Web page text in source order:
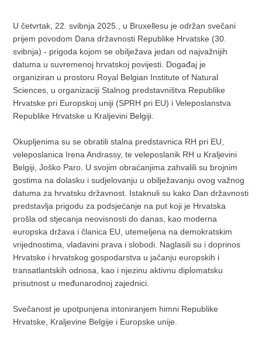
U četvrtak, 22. svibnja 2025., u Bruxellesu je održan svečani
prijem povodom Dana državnosti Republike Hrvatske (30.
svibnja) - prigoda kojom se obilježava jedan od najvažnijih
datuma u suvremenoj hrvatskoj povijesti. Događaj je
organiziran u prostoru Royal Belgian Institute of Natural
Sciences, u organizaciji Stalnog predstavništva Republike
Hrvatske pri Europskoj uniji (SPRH pri EU) i Veleposlanstva
Republike Hrvatske u Kraljevini Belgiji.
Okupljenima su se obratili stalna predstavnica RH pri EU,
veleposlanica Irena Andrassy, te veleposlanik RH u Kraljevini
Belgiji, Joško Paro. U svojim obraćanjima zahvalili su brojnim
gostima na dolasku i sudjelovanju u obilježavanju ovog važnog
datuma za hrvatsku državnost. Istaknuli su kako Dan državnosti
predstavlja prigodu za podsjećanje na put koji je Hrvatska
prošla od stjecanja neovisnosti do danas, kao moderna
europska država i članica EU, utemeljena na demokratskim
vrijednostima, vladavini prava i slobodi. Naglasili su i doprinos
Hrvatske i hrvatskog gospodarstva u jačanju europskih i
transatlantskih odnosa, kao i njezinu aktivnu diplomatsku
prisutnost u međunarodnoj zajednici.
Svečanost je upotpunjena intoniranjem himni Republike
Hrvatske, Kraljevine Belgije i Europske unije.